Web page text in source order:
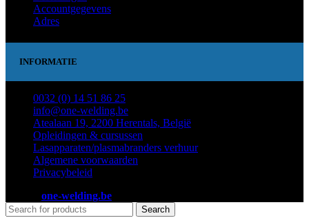
Accountgegevens
Adres
INFORMATIE
0032 (0) 14 51 86 25
info@one-welding.be
Atealaan 19, 2200 Herentals, België
Opleidingen & cursussen
Lasapparaten/plasmabranders verhuur
Algemene voorwaarden
Privacybeleid
one-welding.be
Search